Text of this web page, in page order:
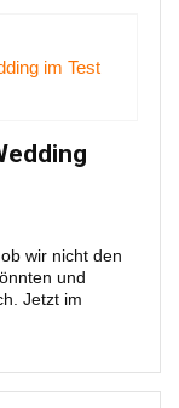
wir nicht den
und
Jetzt im